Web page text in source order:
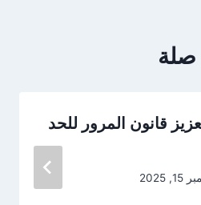
قانون المرور للحد
2025